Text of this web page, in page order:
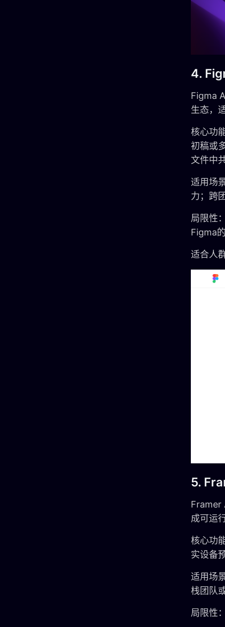
4.
Figma
生态，
核心功
初稿或
文件中
适用场
力；跨
局限性
Figma
适合人
5.
Framer
成可运
核心功
实设备
适用场
栈团队
局限性